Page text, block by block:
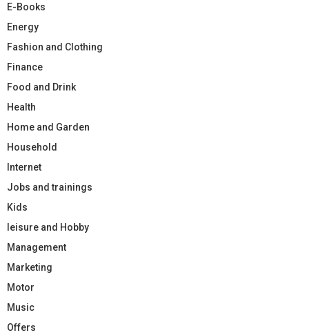
E-Books
Energy
Fashion and Clothing
Finance
Food and Drink
Health
Home and Garden
Household
Internet
Jobs and trainings
Kids
leisure and Hobby
Management
Marketing
Motor
Music
Offers